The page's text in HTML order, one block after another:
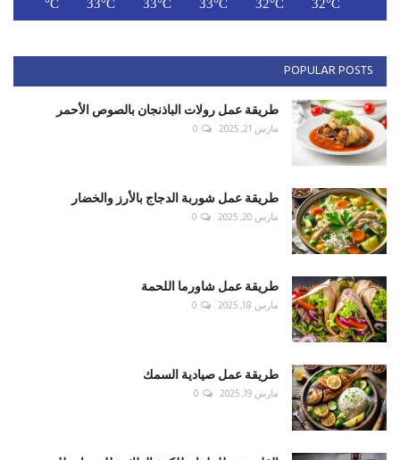
32°C
32°C
33°C
33°C
33°C
32°C
POPULAR POSTS
طريقة عمل رولات الباذنجان بالصوص الأحمر
مارس 21, 2025 0
طريقة عمل شوربة الدجاج بالأرز والخضار
مارس 20, 2025 0
طريقة عمل شاورما اللحمة
مارس 18, 2025 0
طريقة عمل صيادية السمك
مارس 19, 2025 0